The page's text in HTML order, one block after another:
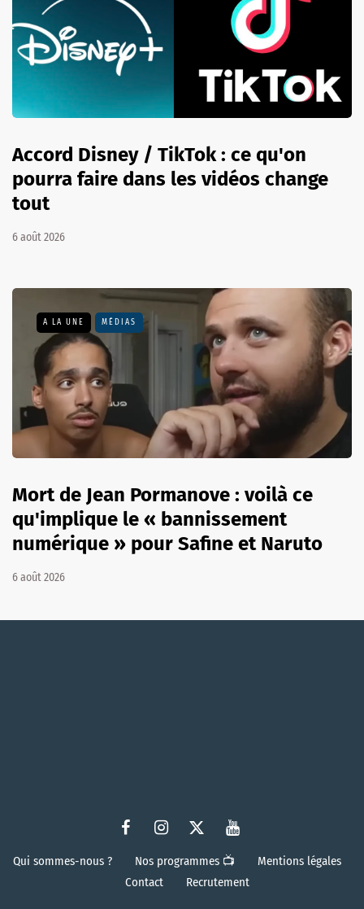
Accord Disney / TikTok : ce qu'on
pourra faire dans les vidéos change
tout
6 août 2026
A LA UNE MÉDIAS
Mort de Jean Pormanove : voilà ce
qu'implique le « bannissement
numérique » pour Safine et Naruto
6 août 2026
Qui sommes-nous ? Nos programmes 📺
Mentions légales
Contact
Recrutement